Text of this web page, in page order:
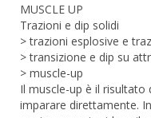
MUSCLE UP
Trazioni e dip solidi
> trazioni esplosive e
> transizione e dip su
> muscle-up
Il muscle-up è il
imparare direttamente.